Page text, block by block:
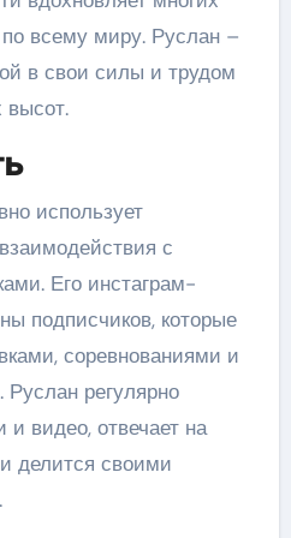
всему миру. Руслан –
в свои силы и трудом
использует
с
Его инстаграм-
подписчиков, которые
соревнованиями и
регулярно
видео, отвечает на
делится своими